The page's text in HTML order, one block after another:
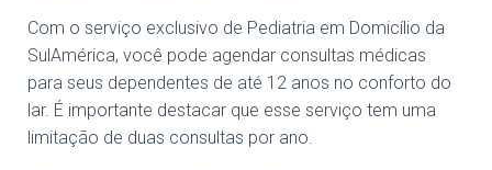
Com o serviço exclusivo de Pediatria em Domicílio da
SulAmérica, você pode agendar consultas médicas
para seus dependentes de até 12 anos no conforto do
lar. É importante destacar que esse serviço tem uma
limitação de duas consultas por ano.